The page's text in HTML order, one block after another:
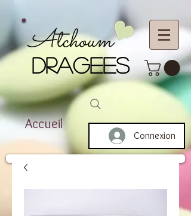
DRAGEES
Atchoum
Accueil
Connexion